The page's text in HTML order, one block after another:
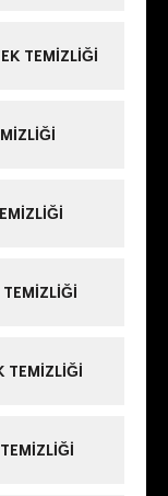
TEMIZLIĞI
TEMIZLIĞI
TEMIZLIĞI